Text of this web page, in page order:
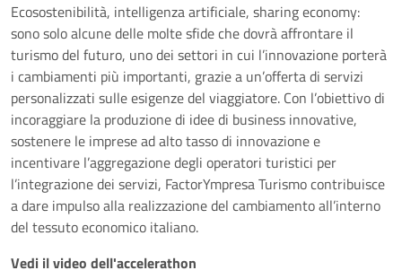
Ecosostenibilità, intelligenza artificiale, sharing economy:
sono solo alcune delle molte sfide che dovrà affrontare il
turismo del futuro, uno dei settori in cui l’innovazione porterà
i cambiamenti più importanti, grazie a un’offerta di servizi
personalizzati sulle esigenze del viaggiatore. Con l’obiettivo di
incoraggiare la produzione di idee di business innovative,
sostenere le imprese ad alto tasso di innovazione e
incentivare l’aggregazione degli operatori turistici per
l’integrazione dei servizi, FactorYmpresa Turismo contribuisce
a dare impulso alla realizzazione del cambiamento all’interno
del tessuto economico italiano.
Vedi il video dell'accelerathon